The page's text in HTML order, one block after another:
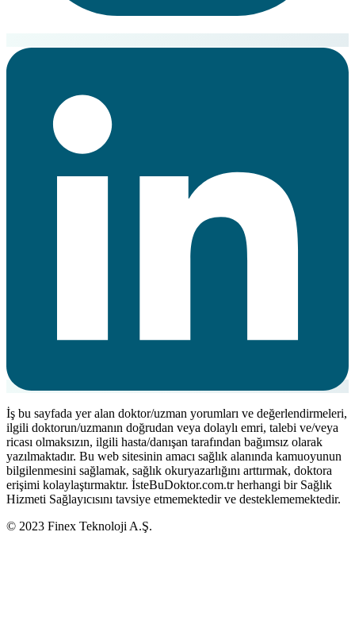
İş bu sayfada yer alan doktor/uzman yorumları ve değerlendirmeleri,
ilgili doktorun/uzmanın doğrudan veya dolaylı emri, talebi ve/veya
ricası olmaksızın, ilgili hasta/danışan tarafından bağımsız olarak
yazılmaktadır. Bu web sitesinin amacı sağlık alanında kamuoyunun
bilgilenmesini sağlamak, sağlık okuryazarlığını arttırmak, doktora
erişimi kolaylaştırmaktır. İsteBuDoktor.com.tr herhangi bir Sağlık
Hizmeti Sağlayıcısını tavsiye etmemektedir ve desteklememektedir.
© 2023 Finex Teknoloji A.Ş.